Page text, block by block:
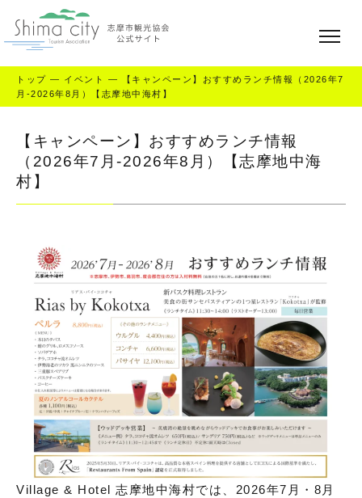
トップ — イベント —
【キャンペーン】おすすめランチ情報（2026年7
月-2026年8月）【志摩地中海村】
【キャンペーン】おすすめランチ情報
（2026年7月-2026年8月）【志摩地中海
村】
Village & Hotel 志摩地中海村では、2026年7月・8月